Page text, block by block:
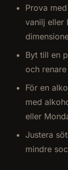
Prova
vanilj eller
Byt till en
och
För en
med
eller
Justera
mindre